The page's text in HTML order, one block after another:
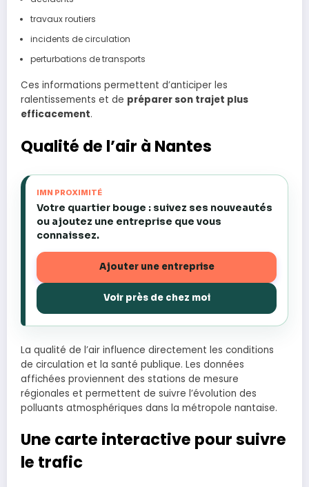
travaux routiers
incidents de circulation
perturbations de transports
Ces informations permettent d’anticiper les
ralentissements et de préparer son trajet plus
efficacement.
Qualité de l’air à Nantes
IMN PROXIMITÉ
Votre quartier bouge : suivez ses nouveautés
ou ajoutez une entreprise que vous
connaissez.
Ajouter une entreprise
Voir près de chez moi
La qualité de l’air influence directement les conditions
de circulation et la santé publique. Les données
affichées proviennent des stations de mesure
régionales et permettent de suivre l’évolution des
polluants atmosphériques dans la métropole nantaise.
Une carte interactive pour suivre
le trafic